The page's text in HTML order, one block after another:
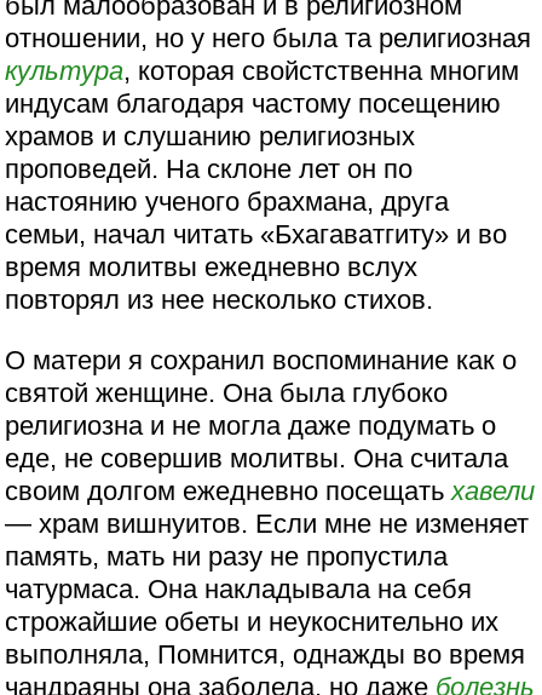
отношении, но у него была та религиозная
культура, которая свойстственна многим
индусам благодаря частому посещению
храмов и слушанию религиозных
проповедей. На склоне лет он по
настоянию ученого брахмана, друга
семьи, начал читать «Бхагаватгиту» и во
время молитвы ежедневно вслух
повторял из нee несколько стихов.
О матери я сохранил воспоминание как о
святой женщине. Она была глубоко
религиозна и не могла даже подумать о
еде, не совершив молитвы. Она считала
своим долгом ежедневно посещатьхавели
— храм вишнуитов. Если мне не изменяет
память, мать ни разу не пропустила
чатурмаса. Она накладывала на себя
строжайшие обеты и неукоснительно их
выполняла, Помнится, однажды во время
чандраяны она заболела, но даже болезнь